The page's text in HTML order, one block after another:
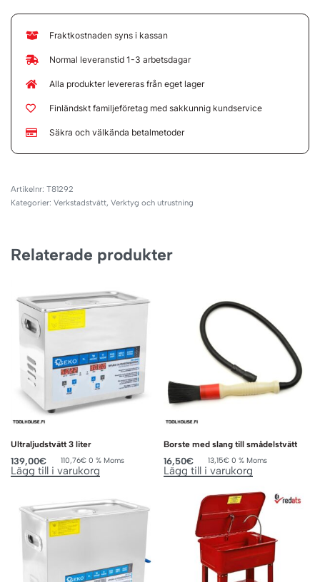
Fraktkostnaden syns i kassan
Normal leveranstid 1-3 arbetsdagar
Alla produkter levereras från eget lager
Finländskt familjeföretag med sakkunnig kundservice
Säkra och välkända betalmetoder
T81292
Kategorier: Verkstadstvätt, Verktyg och utrustning
Relaterade produkter
Ultraljudstvätt 3 liter
139,00€ 110,76€ 0 % Moms
Lägg till i varukorg
Borste med slang till smådelstvätt
16,50€ 13,15€ 0 % Moms
Lägg till i varukorg